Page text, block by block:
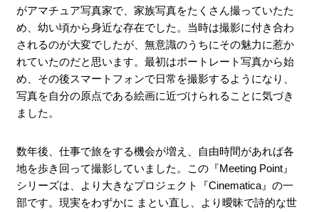
がアマチュア写真家で、家族写真をたくさん撮っていたた
め、幼い頃から身近な存在でした。当時は撮影に付き合わ
されるのが大変でしたが、無意識のうちにその魅力に惹か
れていたのだと思います。最初はポートレート写真から始
め、その後スマートフォンで日常を撮影するようになり、
写真を自分の原点である絵画に近づけられることに気づき
ました。
数年後、仕事で旅をする機会が増え、自由時間があれば各
地を歩き回って撮影していました。この『Meeting Point』
シリーズは、より大きなプロジェクト『Cinematica』の一
部です。現実をわずかに まとい直し、より曖昧で詩的な世